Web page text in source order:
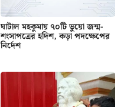
ঘাটাল মহকুমায় ৭০টি ভুয়ো জন্ম-
শংসাপত্রের হদিশ, কড়া পদক্ষেপের
নির্দেশ